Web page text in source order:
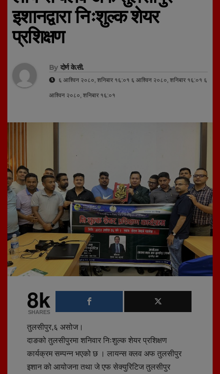
इशानद्वारा निःशुल्क शेयर
प्रशिक्षण
By दोर्ण के.सी.
६ आश्विन २०८०, शनिबार १६:०१ ६ आश्विन २०८०, शनिबार १६:०१ ६
आश्विन २०८०, शनिबार १६:०१
8k
SHARES
तुलसीपुर,६ असोज।
दाङको तुलसीपुरमा शनिवार निःशुल्क शेयर प्रशिक्षण
कार्यक्रम सम्पन्न भएको छ । लायन्स क्लव अफ तुलसीपुर
इशान को आयोजना तथा जे एफ सेक्युरिटिज तुलसीपुर